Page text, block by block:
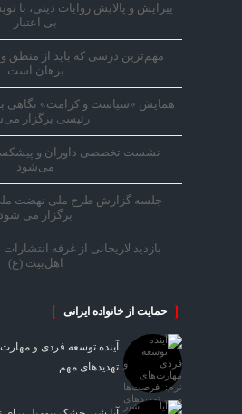
پیرایش و پالایش روایات دینی، با
بی اعتبار
مهم‌ترین درسی که باید از منطق
برهان است
همایش «سیاست و کرامت» نگاهی
رئیسی برگزار
نشست تخصصی داوران و
می‌شود
جلسه گزارش طرح ملی نهضت ملی
برگزار می شود
بازدید لاریجانی از غرفه
اهل‌بیت (ع)
حمایت از خانواده ایرانی
آینده توسعه فردی و
تهدیدهای مهم